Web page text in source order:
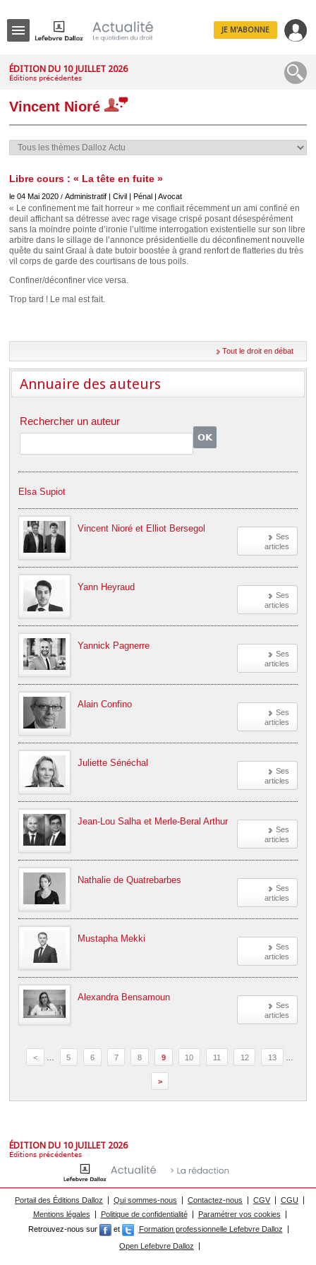
JE M'ABONNE
ÉDITION DU 10 JUILLET 2026
Éditions précédentes
Vincent Nioré
Libre cours : « La tête en fuite »
le 04 Mai 2020 / Administratif | Civil | Pénal | Avocat
« Le confinement me fait horreur » me confiait récemment un ami confiné en
deuil affichant sa détresse avec rage visage crispé posant désespérément
sans la moindre pointe d’ironie l’ultime interrogation existentielle sur son libre
arbitre dans le sillage de l’annonce présidentielle du déconfinement nouvelle
quête du saint Graal à date butoir boostée à grand renfort de flatteries du très
vil corps de garde des courtisans de tous poils.
Confiner/déconfiner vice versa.
Trop tard ! Le mal est fait.
Tout le droit en débat
Annuaire des auteurs
Rechercher un auteur
Elsa Supiot
Ses
articles
Vincent Nioré et Elliot Bersegol
Ses
articles
Yann Heyraud
Ses
articles
Yannick Pagnerre
Ses
articles
Alain Confino
Ses
articles
Juliette Sénéchal
Ses
articles
Jean-Lou Salha et Merle-Beral Arthur
Ses
articles
Nathalie de Quatrebarbes
Ses
articles
Mustapha Mekki
Ses
articles
Alexandra Bensamoun
< 5 6 7 8 9 10 11 12 13
>
ÉDITION DU 10 JUILLET 2026
Éditions précédentes
Portail des Éditions Dalloz Qui sommes-nous Contactez-nous CGV
CGU
Mentions légales
Politique de confidentialité
Paramétrer vos cookies
Retrouvez-nous sur
et
Formation professionnelle Lefebvre Dalloz
Open Lefebvre Dalloz